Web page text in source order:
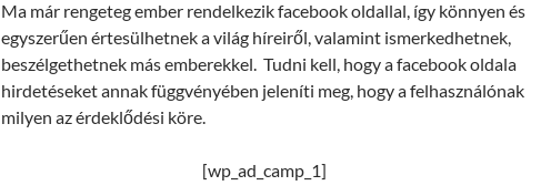
Ma már rengeteg ember rendelkezik facebook oldallal, így könnyen és
egyszerűen értesülhetnek a világ híreiről, valamint ismerkedhetnek,
beszélgethetnek más emberekkel. Tudni kell, hogy a facebook oldala
hirdetéseket annak függvényében jeleníti meg, hogy a felhasználónak
milyen az érdeklődési köre.
[wp_ad_camp_1]